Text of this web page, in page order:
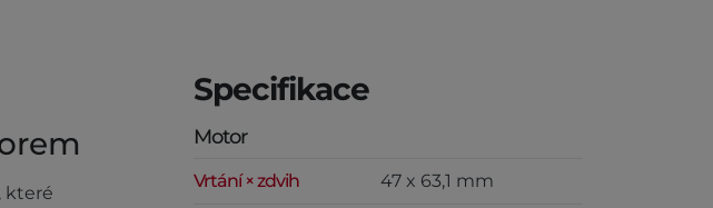
které
Specifikace
Motor
Vrtání × zdvih 47 x 63,1 mm